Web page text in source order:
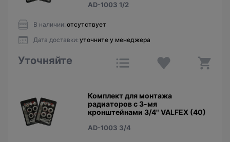
AD-1003 1/2
В наличии: отсутствует
Дата доставки: уточните у менеджера
Уточняйте
Комплект для монтажа
радиаторов с 3-мя
кронштейнами 3/4" VALFEX (40)
AD-1003 3/4